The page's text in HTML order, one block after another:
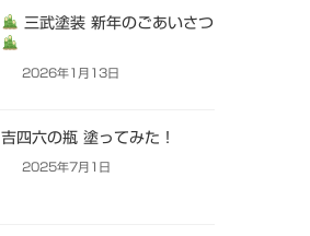
三武塗装 新年のごあいさつ
2026年1月13日
吉四六の瓶 塗ってみた！
2025年7月1日